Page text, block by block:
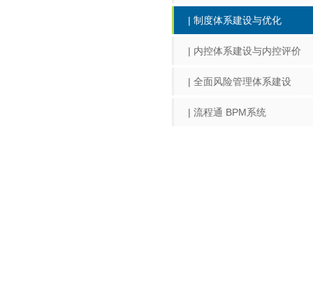
| 制度体系建设与优化
| 内控体系建设与内控评价
| 全面风险管理体系建设
| 流程通 BPM系统